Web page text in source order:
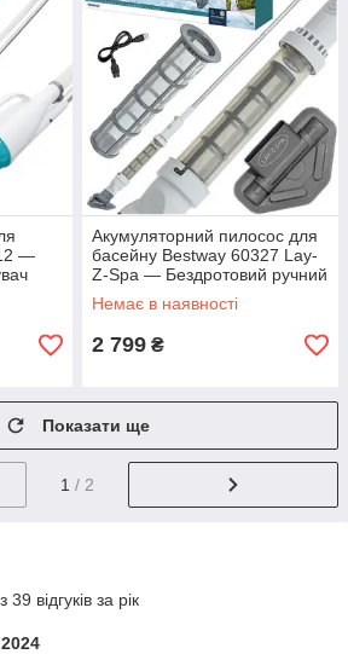
—
Акумуляторний пилосос для
басейну Bestway 60327 Lay-
Z-Spa — Бездротовий ручний
очищувач дна та стінок,
сталевий фільтр, USB
Немає в наявності
2 799 ₴
Показати ще
1 / 2
відгуків за рік